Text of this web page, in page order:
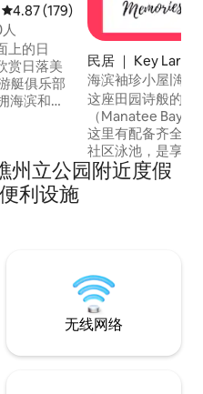
平均评分 4.87 分（满分 5 分），
4.87 (179)
上的日
赏日落美
艇俱乐部
海滨和海
俯瞰码头
的房源位
民居 ｜ Key Largo
海滨袖珍小屋|海
这座田园诗般的小
（Manatee Bay
这里有配备齐全的
社区泳池，是享受
佳位置。坐在甲板
或使用可用的皮划
信息！
州立公园附近度假
利设施
无线网络